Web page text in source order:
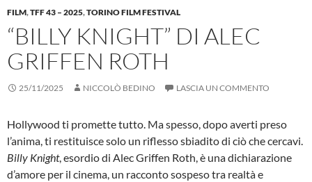
FILM,TFF 43 – 2025,TORINO FILM FESTIVAL
“BILLY KNIGHT” DI ALEC
GRIFFEN ROTH
25/11/2025 NICCOLÒ BEDINO LASCIA UN COMMENTO
Hollywood ti promette tutto. Ma spesso, dopo averti preso
l’anima, ti restituisce solo un riflesso sbiadito di ciò che cercavi.
Billy Knight, esordio di Alec Griffen Roth, è una dichiarazione
d’amore per il cinema, un racconto sospeso tra realtà e